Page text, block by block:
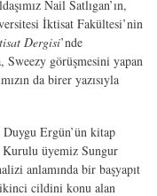
Nail Satlıgan’ın,
İktisat Fakültesi’nin
Dergisi’nde
Sweezy görüşmesini yapan
da birer yazısıyla
Ergün’ün kitap
Kurulu üyemiz Sungur
anlamında bir başyapıt
cildini konu alan